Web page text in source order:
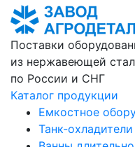
Поставки
из нержавеющей
по России и СНГ
Каталог продукции
Емкостное
Танк-